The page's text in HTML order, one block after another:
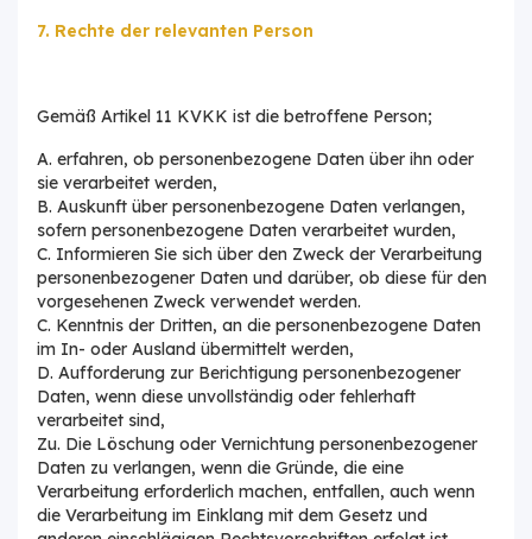
7. Rechte der relevanten Person
Gemäß Artikel 11 KVKK ist die betroffene Person;
A. erfahren, ob personenbezogene Daten über ihn oder
sie verarbeitet werden,
B. Auskunft über personenbezogene Daten verlangen,
sofern personenbezogene Daten verarbeitet wurden,
C. Informieren Sie sich über den Zweck der Verarbeitung
personenbezogener Daten und darüber, ob diese für den
vorgesehenen Zweck verwendet werden.
C. Kenntnis der Dritten, an die personenbezogene Daten
im In- oder Ausland übermittelt werden,
D. Aufforderung zur Berichtigung personenbezogener
Daten, wenn diese unvollständig oder fehlerhaft
verarbeitet sind,
Zu. Die Löschung oder Vernichtung personenbezogener
Daten zu verlangen, wenn die Gründe, die eine
Verarbeitung erforderlich machen, entfallen, auch wenn
die Verarbeitung im Einklang mit dem Gesetz und